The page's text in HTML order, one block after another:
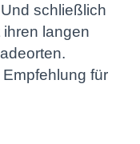
schließlich
langen
für